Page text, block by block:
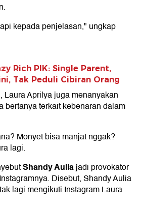
kepada penjelasan," ungkap
Rich PIK: Single Parent,
Tak Peduli Cibiran Orang
Laura Aprilya juga menanyakan
bertanya terkait kebenaran dalam
Monyet bisa manjat nggak?
lagi.
Shandy Auliajadi provokator
Disebut, Shandy Aulia
lagi mengikuti Instagram Laura